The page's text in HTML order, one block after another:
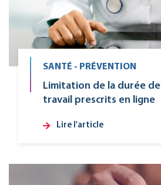
SANTÉ - PRÉVENTION
Limitation de la durée
travail prescrits en ligne
Lire l'article